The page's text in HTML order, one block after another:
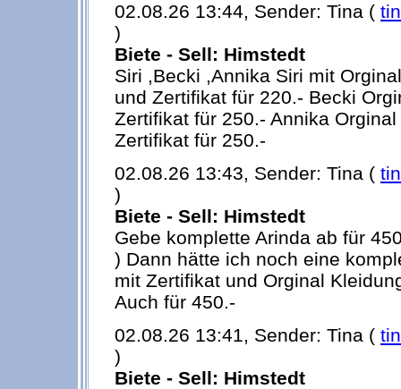
02.08.26 13:44, Sender: Tina (
)
Biete - Sell: Himstedt
Siri ,Becki ,Annika Siri mit
und Zertifikat für 220.- Becki
Zertifikat für 250.- Annika
Zertifikat für 250.-
02.08.26 13:43, Sender: Tina (
)
Biete - Sell: Himstedt
Gebe komplette Arinda ab für
) Dann hätte ich noch eine
mit Zertifikat und Orginal
Auch für 450.-
02.08.26 13:41, Sender: Tina (
)
Biete - Sell: Himstedt